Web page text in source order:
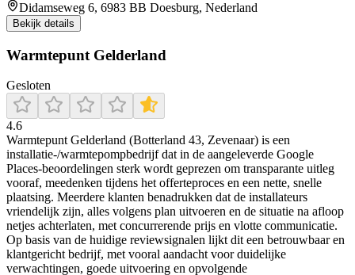
Didamseweg 6, 6983 BB Doesburg, Nederland
Bekijk details
Warmtepunt Gelderland
Gesloten
4.6
Warmtepunt Gelderland (Botterland 43, Zevenaar) is een
installatie-/warmtepompbedrijf dat in de aangeleverde Google
Places-beoordelingen sterk wordt geprezen om transparante uitleg
vooraf, meedenken tijdens het offerteproces en een nette, snelle
plaatsing. Meerdere klanten benadrukken dat de installateurs
vriendelijk zijn, alles volgens plan uitvoeren en de situatie na afloop
netjes achterlaten, met concurrerende prijs en vlotte communicatie.
Op basis van de huidige reviewsignalen lijkt dit een betrouwbaar en
klantgericht bedrijf, met vooral aandacht voor duidelijke
verwachtingen, goede uitvoering en opvolgende